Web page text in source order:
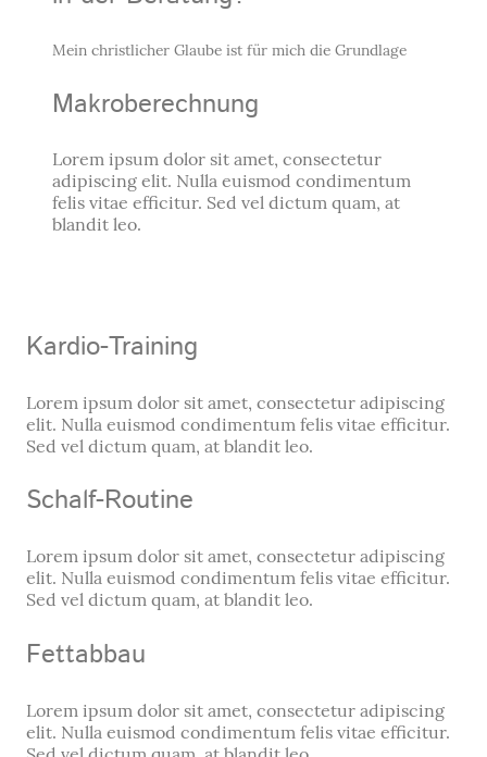
Mein christlicher Glaube ist für mich die Grundlage
Makroberechnung
Lorem ipsum dolor sit amet, consectetur
adipiscing elit. Nulla euismod condimentum
felis vitae efficitur. Sed vel dictum quam, at
blandit leo.
Kardio-Training
Lorem ipsum dolor sit amet, consectetur adipiscing
elit. Nulla euismod condimentum felis vitae efficitur.
Sed vel dictum quam, at blandit leo.
Schalf-Routine
Lorem ipsum dolor sit amet, consectetur adipiscing
elit. Nulla euismod condimentum felis vitae efficitur.
Sed vel dictum quam, at blandit leo.
Fettabbau
Lorem ipsum dolor sit amet, consectetur adipiscing
elit. Nulla euismod condimentum felis vitae efficitur.